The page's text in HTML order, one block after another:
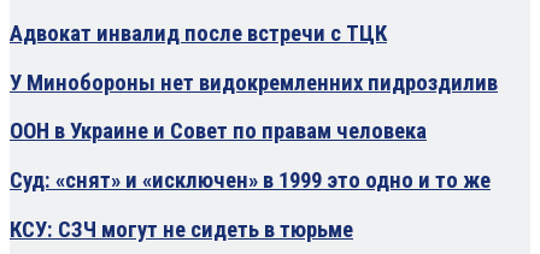
Адвокат инвалид после встречи с ТЦК
У Минобороны нет видокремленних пидроздилив
ООН в Украине и Совет по правам человека
Суд: «снят» и «исключен» в 1999 это одно и то же
КСУ: СЗЧ могут не сидеть в тюрьме